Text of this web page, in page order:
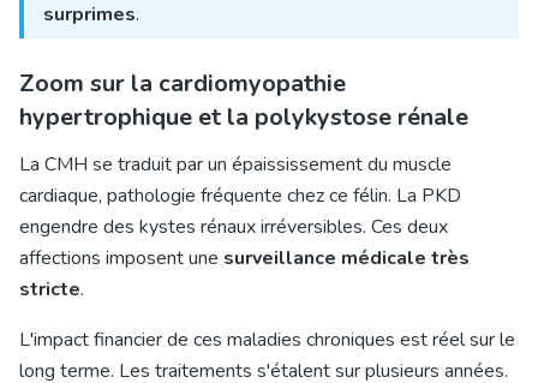
surprimes.
Zoom sur la cardiomyopathie
hypertrophique et la polykystose rénale
La CMH se traduit par un épaississement du muscle
cardiaque, pathologie fréquente chez ce félin. La PKD
engendre des kystes rénaux irréversibles. Ces deux
affections imposent une surveillance médicale très
stricte.
L'impact financier de ces maladies chroniques est réel sur le
long terme. Les traitements s'étalent sur plusieurs années.